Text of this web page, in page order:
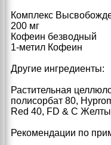
Комплекс
200 мг
Кофеин безводный
1-метил Кофеин
Другие ингредиенты:
Растительная
полисорбат 80,
Red 40, FD & C
Рекомендации по